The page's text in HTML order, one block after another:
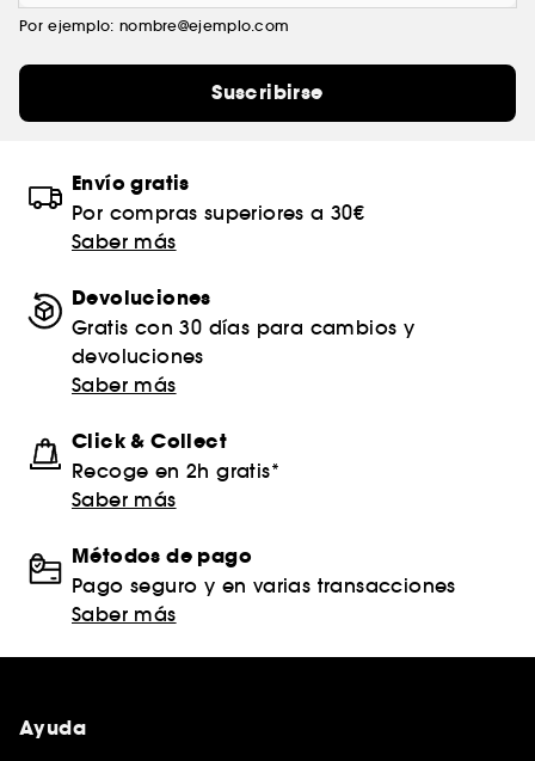
Por ejemplo: nombre@ejemplo.com
Suscribirse
Envío gratis
Por compras superiores a 30€
Saber más
Devoluciones
Gratis con 30 días para cambios y
devoluciones
Saber más
Click & Collect
Recoge en 2h gratis*
Saber más
Métodos de pago
Pago seguro y en varias transacciones
Saber más
Ayuda